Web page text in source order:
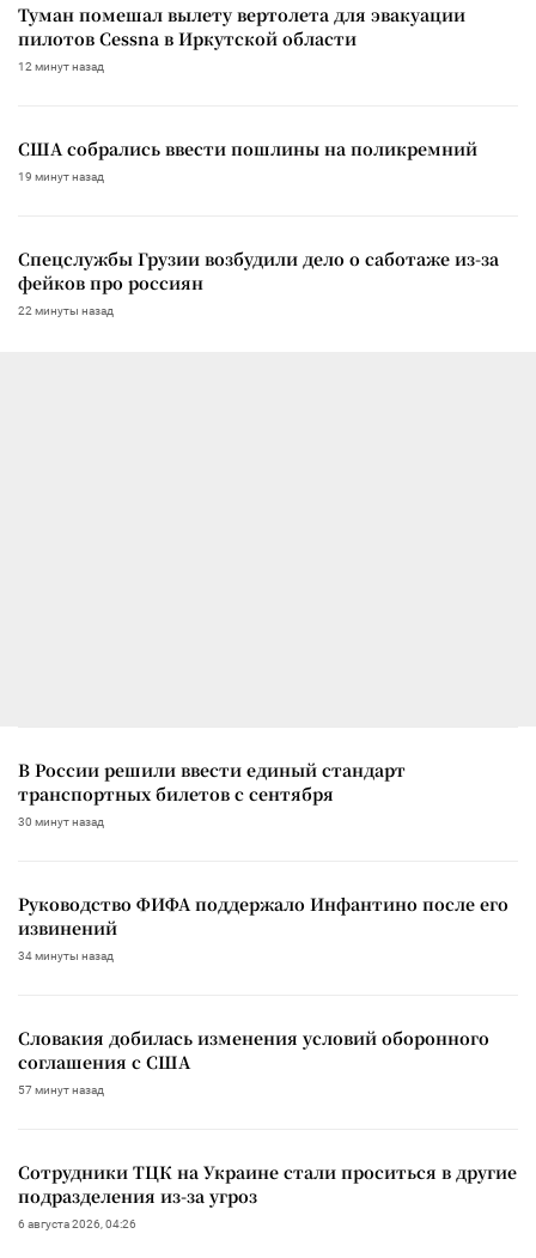
Туман помешал вылету вертолета для эвакуации
пилотов Cessna в Иркутской области
12 минут назад
США собрались ввести пошлины на поликремний
19 минут назад
Спецслужбы Грузии возбудили дело о саботаже из-за
фейков про россиян
22 минуты назад
В России решили ввести единый стандарт
транспортных билетов с сентября
30 минут назад
Руководство ФИФА поддержало Инфантино после его
извинений
34 минуты назад
Словакия добилась изменения условий оборонного
соглашения с США
57 минут назад
Сотрудники ТЦК на Украине стали проситься в другие
подразделения из-за угроз
6 августа 2026, 04:26